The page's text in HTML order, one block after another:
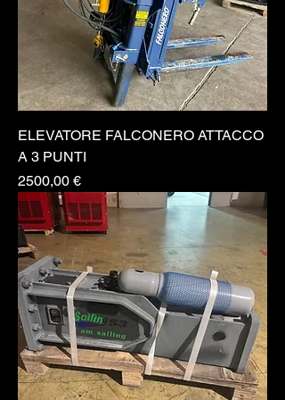
ELEVATORE FALCONERO ATTACCO
A 3 PUNTI
Prezzo
2500,00 €